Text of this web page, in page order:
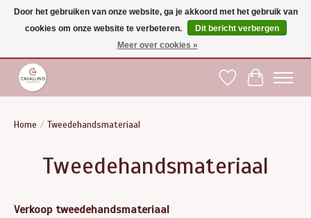
Gratis verzending vanaf €75 binnen BE - vanaf €100 naar EU | Voor 17:00 besteld is
dezelfde dag verzonden | Klantendienst: +32 (0)51 21 27 00 |
Verlanglijst
Home / Tweedehandsmateriaal
Tweedehandsmateriaal
Verkoop tweedehandsmateriaal
Door het gebruiken van onze website, ga je akkoord met het gebruik van
cookies om onze website te verbeteren.
Dit bericht verbergen
Meer over cookies »